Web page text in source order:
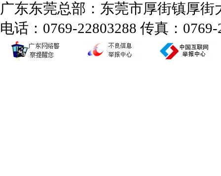
广东东莞总部：东莞市厚街镇厚
电话：0769-22803288 传真：0769-